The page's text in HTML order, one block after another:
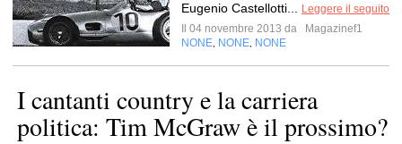
Eugenio Castellotti...
Leggere il seguito
Il 04 novembre 2013 da
Magazinef1
NONE NONE NONE
I cantanti country e la carriera
politica: Tim McGraw è il prossimo?